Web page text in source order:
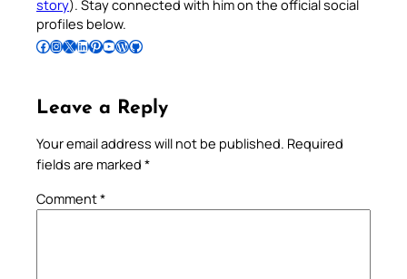
story). Stay connected with him on the official social
profiles below.
Follow Pradeep on Facebook Follow Pradeep on InstagramFollow Pradeep on X Follow Pradeep on LinkedIn Follow Pradeep on Pinterest Subscribe to Pradeep’s Youtube Channel Follow Pradeep on WordPress Follow Pradeep on GitHub
Leave a Reply
Your email address will not be published. Required
fields are marked *
Comment*